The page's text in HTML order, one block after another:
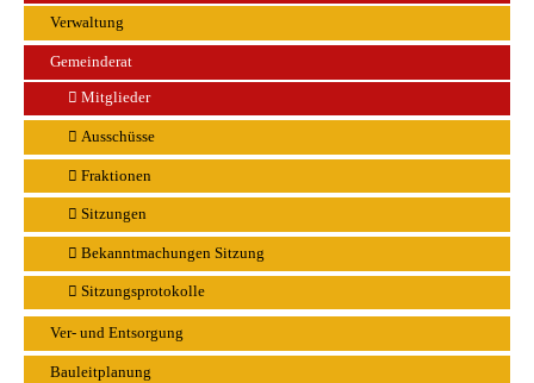
Verwaltung
Gemeinderat
Mitglieder
Ausschüsse
Fraktionen
Sitzungen
Bekanntmachungen Sitzung
Sitzungsprotokolle
Ver- und Entsorgung
Bauleitplanung